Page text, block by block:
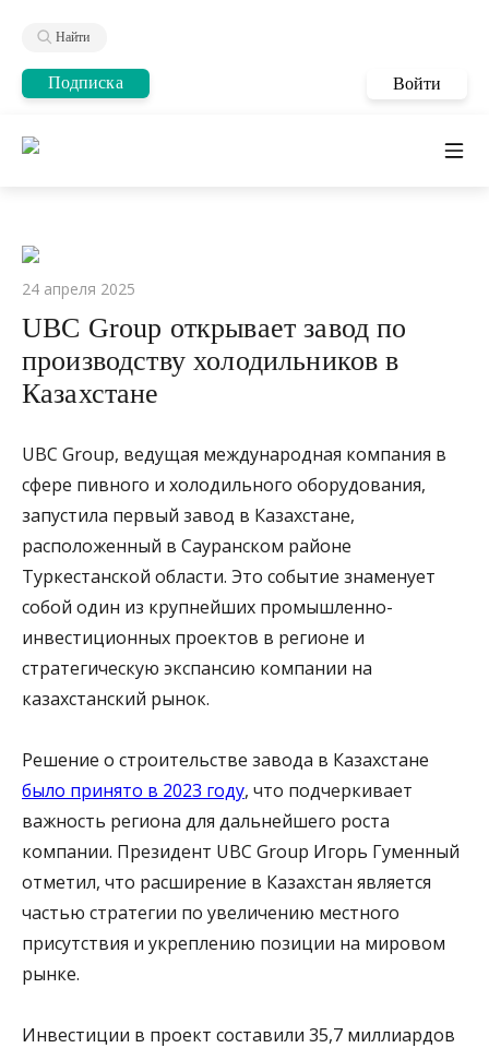
Найти
Подписка Войти
24 апреля 2025
UBC Group открывает завод по
производству холодильников в
Казахстане
UBC Group, ведущая международная компания в
сфере пивного и холодильного оборудования,
запустила первый завод в Казахстане,
расположенный в Сауранском районе
Туркестанской области. Это событие знаменует
собой один из крупнейших промышленно-
инвестиционных проектов в регионе и
стратегическую экспансию компании на
казахстанский рынок.
Решение о строительстве завода в Казахстане
было принято в 2023 году, что подчеркивает
важность региона для дальнейшего роста
компании. Президент UBC Group Игорь Гуменный
отметил, что расширение в Казахстан является
частью стратегии по увеличению местного
присутствия и укреплению позиции на мировом
рынке.
Инвестиции в проект составили 35,7 миллиардов